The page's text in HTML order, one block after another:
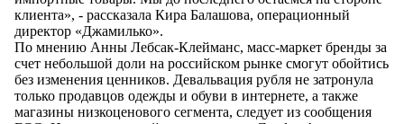
клиента», - рассказала Кира Балашова, операционный
директор «Джамилько».
По мнению Анны Лебсак-Клейманс, масс-маркет бренды за
счет небольшой доли на российском рынке смогут обойтись
без изменения ценников. Девальвация рубля не затронула
только продавцов одежды и обуви в интернете, а также
магазины низкоценового сегмента, следует из сообщения